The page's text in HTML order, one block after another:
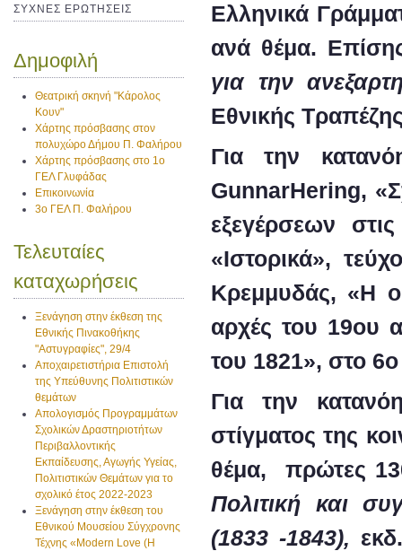
ΣΥΧΝΕΣ ΕΡΩΤΗΣΕΙΣ
Δημοφιλή
Θεατρική σκηνή "Κάρολος
Κουν"
Χάρτης πρόσβασης στον
πολυχώρο Δήμου Π. Φαλήρου
Χάρτης πρόσβασης στο 1ο
ΓΕΛ Γλυφάδας
Επικοινωνία
3ο ΓΕΛ Π. Φαλήρου
Τελευταίες
καταχωρήσεις
Ξενάγηση στην έκθεση της
Εθνικής Πινακοθήκης
"Αστυγραφίες", 29/4
Αποχαιρετιστήρια Επιστολή
της Υπεύθυνης Πολιτιστικών
θεμάτων
Απολογισμός Προγραμμάτων
Σχολικών Δραστηριοτήτων
Περιβαλλοντικής
Εκπαίδευσης, Αγωγής Υγείας,
Πολιτιστικών Θεμάτων για το
σχολικό έτος 2022-2023
Ξενάγηση στην έκθεση του
Εθνικού Μουσείου Σύγχρονης
Τέχνης «Modern Love (H
Ελληνικά
ανά θέμα.
για την
Εθνικής
Για την
GunnarHering,
εξεγέρσεων
«Ιστορικά»,
Κρεμμυδάς, «Η
αρχές του 19ου
του 1821», στο 6ο
Για την
στίγματος της
θέμα, πρώτες
Πολιτική και
(1833 -1843),